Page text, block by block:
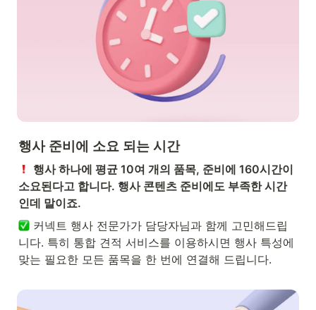
행사 준비에 소요 되는 시간
행사 하나에 평균 10여 개의 품목, 준비에 160시간이
소요된다고 합니다. 행사 콘텐츠 준비에도 부족한 시간
인데 말이죠.
커넥트 행사 전문가가 담당자님과 함께 고민해드립
니다. 특히 통합 견적 서비스를 이용하시면 행사 특성에
맞는 필요한 모든 품목을 한 번에 연결해 드립니다.